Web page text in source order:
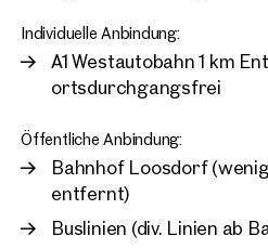
Individuelle Anbindung:
A1 Westautobahn 1 km
ortsdurchgangsfrei
Öffentliche Anbindung:
Bahnhof Loosdorf
entfernt)
Buslinien (div. Linien ab